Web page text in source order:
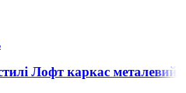
Лофт каркас металевий